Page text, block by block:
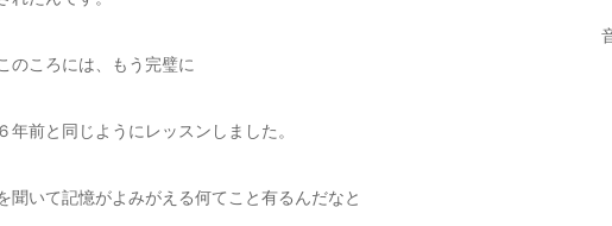
のころには、もう完璧に
前と同じようにレッスンしました。
いて記憶がよみがえる何てこと有るんだなと